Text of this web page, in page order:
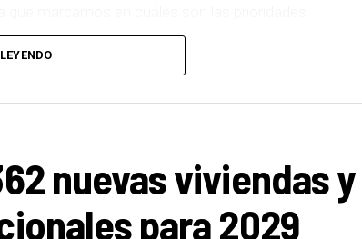
ascensores para garantizar la accesibilidad
transformará la movilidad y la accesibilidad de
muy bien el Basauri por el que trabajamos:
dado para mucho. En Medio Ambiente
urbanos,la elaboración del Plan General de
nuevas viviendas y
para 2029